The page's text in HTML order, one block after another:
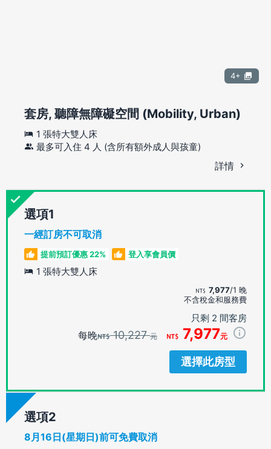
4+
套房, 聽障無障礙空間 (Mobility, Urban)
1 張特大雙人床
最多可入住 4 人 (含所有額外成人與孩童)
詳情
選項
一經訂房不可取消
提前預訂優惠 22% 登入享會員價
1 張特大雙人床
7,977/1 晚
不含稅金和服務費
只剩 2 間客房
每晚 10,227元 7,977元
選擇此房型
選項
8月16日(星期日)前可免費取消